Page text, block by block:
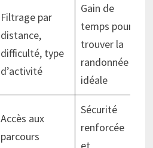
Filtrage par
distance,
difficulté, type
d’activité
Gain de
temps pour
trouver la
randonnée
idéale
Accès aux
parcours
Sécurité
renforcée
et